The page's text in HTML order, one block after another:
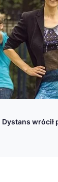
Dystans wrócił